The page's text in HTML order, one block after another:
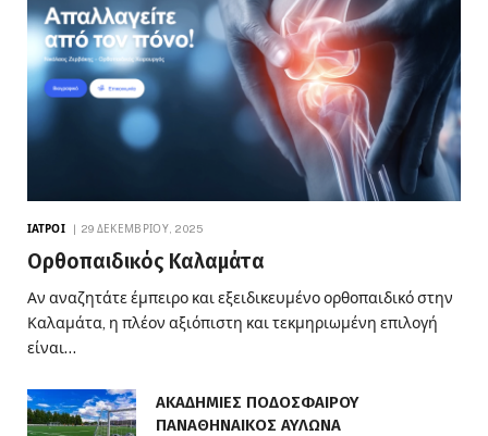
ΙΑΤΡΟΊ 29 ΔΕΚΕΜΒΡΊΟΥ, 2025
Ορθοπαιδικός Καλαμάτα
Αν αναζητάτε έμπειρο και εξειδικευμένο ορθοπαιδικό στην
Καλαμάτα, η πλέον αξιόπιστη και τεκμηριωμένη επιλογή
είναι…
ΑΚΑΔΗΜΙΕΣ ΠΟΔΟΣΦΑΙΡΟΥ
ΠΑΝΑΘΗΝΑΙΚΟΣ ΑΥΛΩΝΑ